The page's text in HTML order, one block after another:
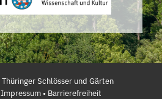
Thüringer Schlösser und Gärten
Impressum• Barrierefreiheit